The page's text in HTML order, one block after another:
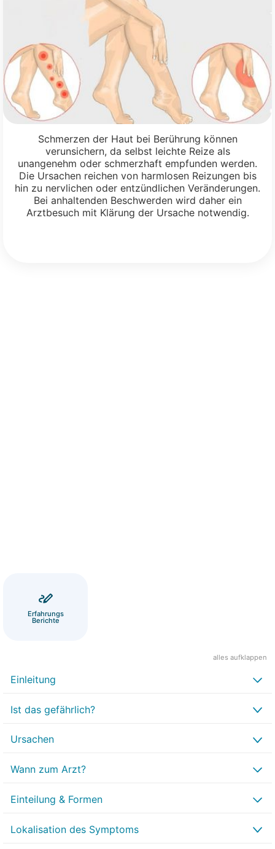
Schmerzen der Haut bei Berührung können
verunsichern, da selbst leichte Reize als
unangenehm oder schmerzhaft empfunden werden.
Die Ursachen reichen von harmlosen Reizungen bis
hin zu nervlichen oder entzündlichen Veränderungen.
Bei anhaltenden Beschwerden wird daher ein
Arztbesuch mit Klärung der Ursache notwendig.
Erfahrungs
Berichte
alles aufklappen
Einleitung
Ist das gefährlich?
Ursachen
Wann zum Arzt?
Einteilung & Formen
Lokalisation des Symptoms